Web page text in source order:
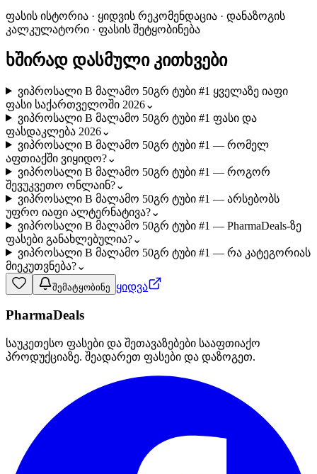
ფასის ისტორია · ყიდვის რეკომენდაცია · დანაზოგის
კალკულატორი · ფასის შეტყობინება
ხშირად დასმული კითხვები
ვიპროსალი B მალამო 50გრ ტუბი #1 ყველაზე იაფი
ფასი საქართველოში 2026⌄
ვიპროსალი B მალამო 50გრ ტუბი #1 ფასი და
ფასდაკლება 2026⌄
ვიპროსალი B მალამო 50გრ ტუბი #1 — რომელ
აფთიაქში ვიყიდო?⌄
ვიპროსალი B მალამო 50გრ ტუბი #1 — როგორ
შევუკვეთო ონლაინ?⌄
ვიპროსალი B მალამო 50გრ ტუბი #1 — არსებობს
უფრო იაფი ალტერნატივა?⌄
ვიპროსალი B მალამო 50გრ ტუბი #1 — PharmaDeals-ზე
ფასები განახლებულია?⌄
ვიპროსალი B მალამო 50გრ ტუბი #1 — რა კატეგორიას
მიეკუთვნება?⌄
შემატყობინე ყიდვა
PharmaDeals
საუკეთესო ფასები და შეთავაზებები სააფთიაქო
პროდუქციაზე. შეადარეთ ფასები და დაზოგეთ.